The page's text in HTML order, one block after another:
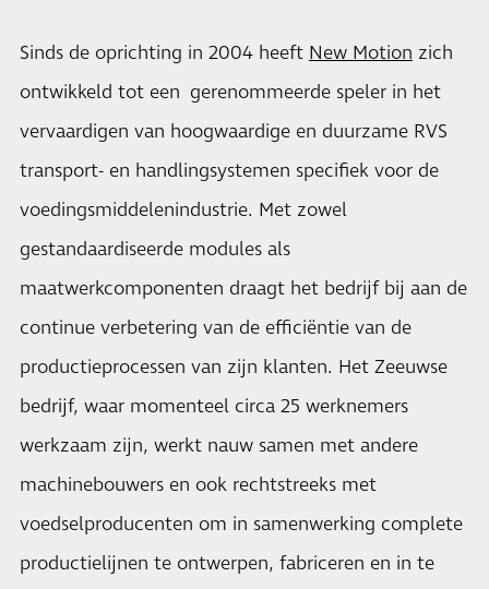
Sinds de oprichting in 2004 heeft New Motion zich
ontwikkeld tot een gerenommeerde speler in het
vervaardigen van hoogwaardige en duurzame RVS
transport- en handlingsystemen specifiek voor de
voedingsmiddelenindustrie. Met zowel
gestandaardiseerde modules als
maatwerkcomponenten draagt het bedrijf bij aan de
continue verbetering van de efficiëntie van de
productieprocessen van zijn klanten. Het Zeeuwse
bedrijf, waar momenteel circa 25 werknemers
werkzaam zijn, werkt nauw samen met andere
machinebouwers en ook rechtstreeks met
voedselproducenten om in samenwerking complete
productielijnen te ontwerpen, fabriceren en in te